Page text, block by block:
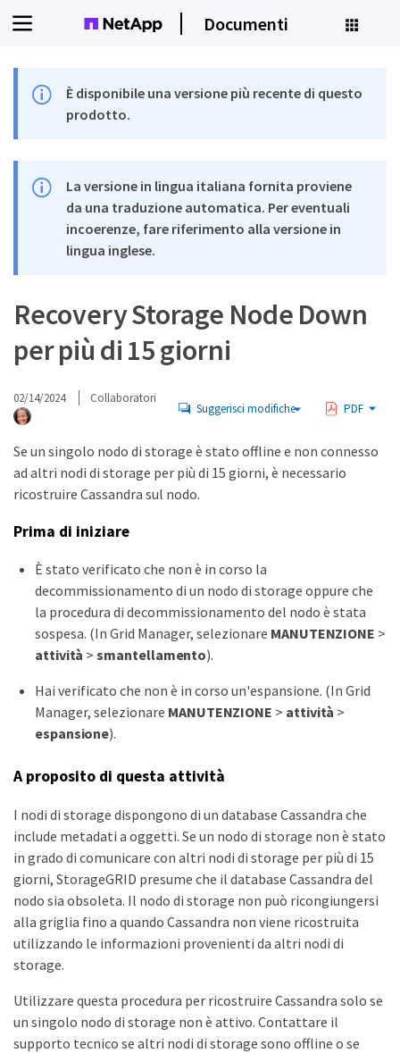
Documenti
È disponibile una versione più recente di questo
prodotto.
La versione in lingua italiana fornita proviene
da una traduzione automatica. Per eventuali
incoerenze, fare riferimento alla versione in
lingua inglese.
Recovery Storage Node Down
per più di 15 giorni
02/14/2024 Collaboratori
Suggerisci modifiche PDF
Se un singolo nodo di storage è stato offline e non connesso
ad altri nodi di storage per più di 15 giorni, è necessario
ricostruire Cassandra sul nodo.
Prima di iniziare
È stato verificato che non è in corso la
decommissionamento di un nodo di storage oppure che
la procedura di decommissionamento del nodo è stata
sospesa. (In Grid Manager, selezionare MANUTENZIONE >
attività >smantellamento).
Hai verificato che non è in corso un'espansione. (In Grid
Manager, selezionare MANUTENZIONE > attività >
espansione).
A proposito di questa attività
I nodi di storage dispongono di un database Cassandra che
include metadati a oggetti. Se un nodo di storage non è stato
in grado di comunicare con altri nodi di storage per più di 15
giorni, StorageGRID presume che il database Cassandra del
nodo sia obsoleta. Il nodo di storage non può ricongiungersi
alla griglia fino a quando Cassandra non viene ricostruita
utilizzando le informazioni provenienti da altri nodi di
storage.
Utilizzare questa procedura per ricostruire Cassandra solo se
un singolo nodo di storage non è attivo. Contattare il
supporto tecnico se altri nodi di storage sono offline o se